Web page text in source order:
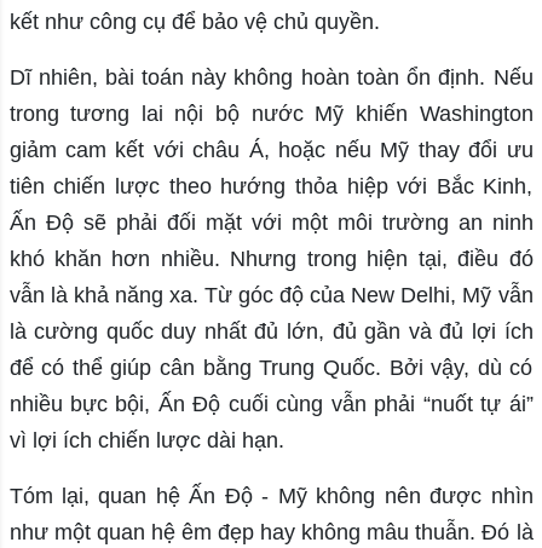
kết như công cụ để bảo vệ chủ quyền.
Dĩ nhiên, bài toán này không hoàn toàn ổn định. Nếu
trong tương lai nội bộ nước Mỹ khiến Washington
giảm cam kết với châu Á, hoặc nếu Mỹ thay đổi ưu
tiên chiến lược theo hướng thỏa hiệp với Bắc Kinh,
Ấn Độ sẽ phải đối mặt với một môi trường an ninh
khó khăn hơn nhiều. Nhưng trong hiện tại, điều đó
vẫn là khả năng xa. Từ góc độ của New Delhi, Mỹ vẫn
là cường quốc duy nhất đủ lớn, đủ gần và đủ lợi ích
để có thể giúp cân bằng Trung Quốc. Bởi vậy, dù có
nhiều bực bội, Ấn Độ cuối cùng vẫn phải “nuốt tự ái”
vì lợi ích chiến lược dài hạn.
Tóm lại, quan hệ Ấn Độ - Mỹ không nên được nhìn
như một quan hệ êm đẹp hay không mâu thuẫn. Đó là